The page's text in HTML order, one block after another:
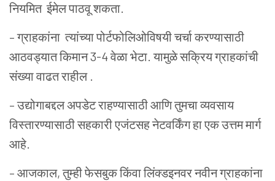
नियमित ईमेल पाठवू शकता.
– ग्राहकांना त्यांच्या पोर्टफोलिओविषयी चर्चा करण्यासाठी
आठवड्यात किमान 3-4 वेळा भेटा. यामुळे सक्रिय ग्राहकांची
संख्या वाढत राहील .
– उद्योगाबद्दल अपडेट राहण्यासाठी आणि तुमचा व्यवसाय
विस्तारण्यासाठी सहकारी एजंटसह नेटवर्किंग हा एक उत्तम मार्ग
आहे.
– आजकाल, तुम्ही फेसबुक किंवा लिंक्डइनवर नवीन ग्राहकांना